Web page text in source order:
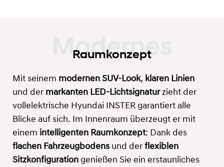
Raumkonzept
Mit seinem modernen SUV-Look, klaren Linien
und der markanten LED-Lichtsignaturzieht der
vollelektrische Hyundai INSTER garantiert alle
Blicke auf sich. Im Innenraum überzeugt er mit
einem intelligenten Raumkonzept: Dank des
flachen Fahrzeugbodens und der flexiblen
Sitzkonfiguration genießen Sie ein erstaunliches